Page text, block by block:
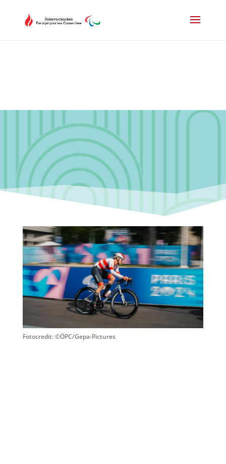
Fotocredit: ©ÖPC/Gepa-Pictures